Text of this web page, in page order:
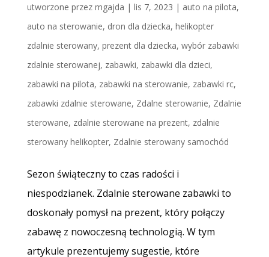
utworzone przez mgajda | lis 7, 2023 | auto na pilota,
auto na sterowanie, dron dla dziecka, helikopter
zdalnie sterowany, prezent dla dziecka, wybór zabawki
zdalnie sterowanej, zabawki, zabawki dla dzieci,
zabawki na pilota, zabawki na sterowanie, zabawki rc,
zabawki zdalnie sterowane, Zdalne sterowanie, Zdalnie
sterowane, zdalnie sterowane na prezent, zdalnie
sterowany helikopter, Zdalnie sterowany samochód
Sezon świąteczny to czas radości i
niespodzianek. Zdalnie sterowane zabawki to
doskonały pomysł na prezent, który połączy
zabawę z nowoczesną technologią. W tym
artykule prezentujemy sugestie, które